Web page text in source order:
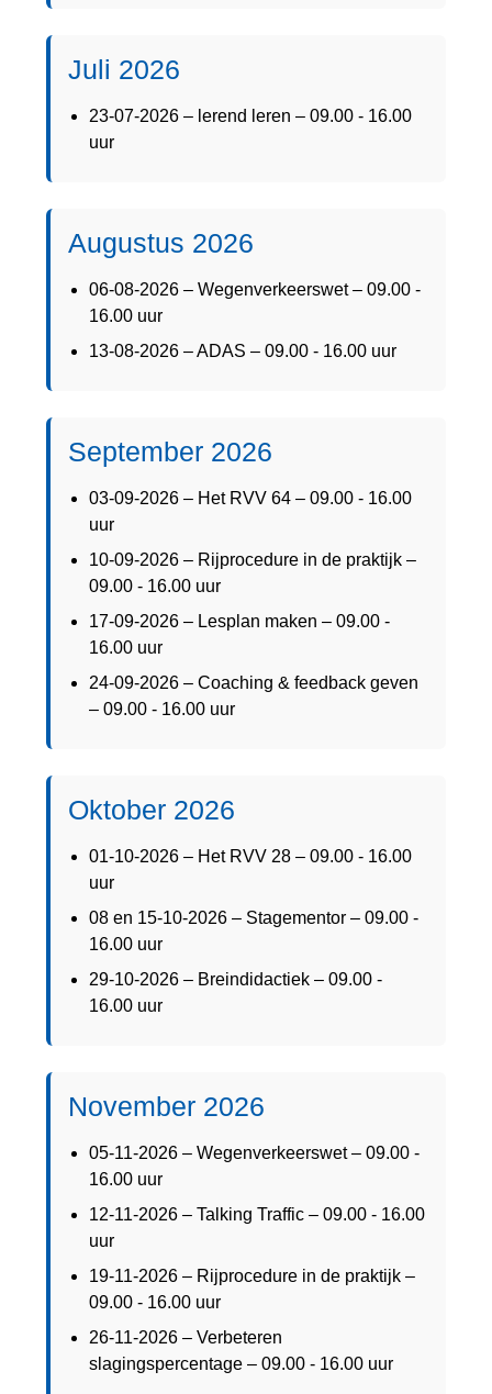
Juli 2026
23-07-2026 – lerend leren – 09.00 - 16.00
uur
Augustus 2026
06-08-2026 – Wegenverkeerswet – 09.00 -
16.00 uur
13-08-2026 – ADAS – 09.00 - 16.00 uur
September 2026
03-09-2026 – Het RVV 64 – 09.00 - 16.00
uur
10-09-2026 – Rijprocedure in de praktijk –
09.00 - 16.00 uur
17-09-2026 – Lesplan maken – 09.00 -
16.00 uur
24-09-2026 – Coaching & feedback geven
– 09.00 - 16.00 uur
Oktober 2026
01-10-2026 – Het RVV 28 – 09.00 - 16.00
uur
08 en 15-10-2026 – Stagementor – 09.00 -
16.00 uur
29-10-2026 – Breindidactiek – 09.00 -
16.00 uur
November 2026
05-11-2026 – Wegenverkeerswet – 09.00 -
16.00 uur
12-11-2026 – Talking Traffic – 09.00 - 16.00
uur
19-11-2026 – Rijprocedure in de praktijk –
09.00 - 16.00 uur
26-11-2026 – Verbeteren
slagingspercentage – 09.00 - 16.00 uur